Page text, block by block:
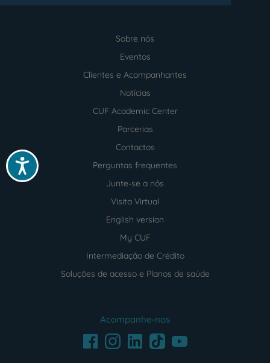
Acessibilidade
Sobre nós
Eventos
Clientes e Acompanhantes
Notícias
CUF Academic Center
Parcerias
Contactos
Perguntas frequentes
Junte-se a nós
Visita Virtual
English version
My CUF
Intermediação de Crédito
Soluções de acesso e Planos de saúde
Acompanhe-nos
FacebookInstagramLinkedInTikTokYoutube